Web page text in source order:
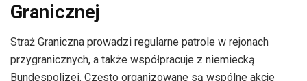
Granicznej
Straż Graniczna prowadzi regularne patrole w rejonach
przygranicznych, a także współpracuje z niemiecką
Bundespolizei. Często organizowane są wspólne akcje